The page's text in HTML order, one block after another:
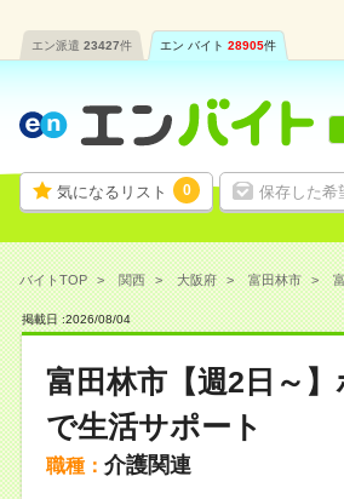
エン派遣 23427件 エン バイト 28905件
気になるリスト 0 保存した希
バイトTOP 関西 大阪府 富田林市
掲載日 :2026/08/04
富田林市【週2日～
で生活サポート
職種： 介護関連